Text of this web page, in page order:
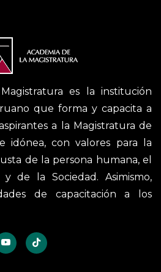
es la institución
que forma y capacita a
a la Magistratura de
idónea, con valores para la
de la persona humana, el
de la Sociedad. Asimismo,
de capacitación a los